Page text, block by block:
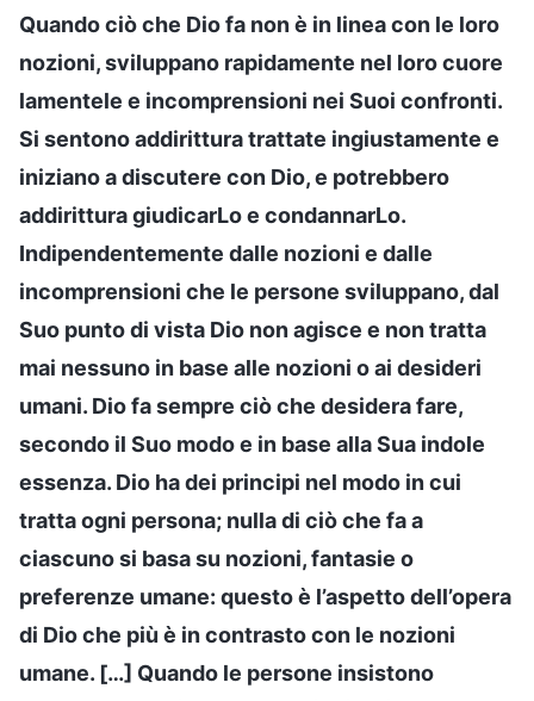
Quando ciò che Dio fa non è in linea con le loro
nozioni, sviluppano rapidamente nel loro cuore
lamentele e incomprensioni nei Suoi confronti.
Si sentono addirittura trattate ingiustamente e
iniziano a discutere con Dio, e potrebbero
addirittura giudicarLo e condannarLo.
Indipendentemente dalle nozioni e dalle
incomprensioni che le persone sviluppano, dal
Suo punto di vista Dio non agisce e non tratta
mai nessuno in base alle nozioni o ai desideri
umani. Dio fa sempre ciò che desidera fare,
secondo il Suo modo e in base alla Sua indole
essenza. Dio ha dei principi nel modo in cui
tratta ogni persona; nulla di ciò che fa a
ciascuno si basa su nozioni, fantasie o
preferenze umane: questo è l’aspetto dell’opera
di Dio che più è in contrasto con le nozioni
umane. […] Quando le persone insistono